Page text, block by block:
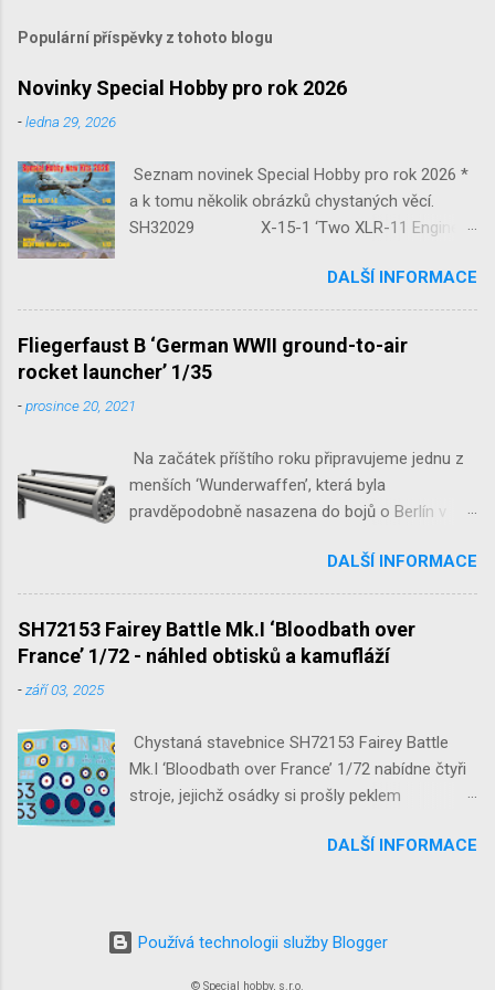
Populární příspěvky z tohoto blogu
Novinky Special Hobby pro rok 2026
-ledna 29, 2026
Seznam novinek Special Hobby pro rok 2026 *
a k tomu několik obrázků chystaných věcí.
SH32029 X-15-1 ‘Two XLR-11 Engines’
‘Guardians of Sion’ 1/32 SH32092
JB-2 Loon ‘US Version of V-1 Missile’
1/32 1/32 SH48052 Seafire
Mk.III 1/48 reissue SH48160
Baltimore Mk.I 1/48 ...
DALŠÍ INFORMACE
Fliegerfaust B ‘German WWII ground-to-air
rocket launcher’ 1/35
-prosince 20, 2021
Na začátek příštího roku připravujeme jednu z
menších ‘Wunderwaffen’, která byla
pravděpodobně nasazena do bojů o Berlín v
raketovou protiletadlovou zbraň. V setu 3148
detailní odlitky této zbraně, v měřítku 1/35,
doplní leptané popruhy nábojových schránek.
DALŠÍ INFORMACE
SH72153 Fairey Battle Mk.I ‘Bloodbath over
France’ 1/72 - náhled obtisků a kamufláží
-září 03, 2025
Chystaná stavebnice SH72153 Fairey Battle
Mk.I ‘Bloodbath over France’ 1/72 nabídne čtyři
stroje, jejichž osádky si prošly peklem
DALŠÍ INFORMACE
Používá technologii služby Blogger
© Special hobby, s.r.o.